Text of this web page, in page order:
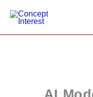
indholdet